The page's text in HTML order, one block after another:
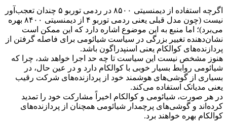
اگرچه استفاده از دیمنسیتی ۸۵۰۰ در ردمی توربو ۵ چندان تعجب‌آور
نیست (چون مدل قبلی یعنی ردمی توربو ۴ از دیمنسیتی ۸۴۰۰ بهره
می‌برد)؛ اما منبع به این موضوع اشاره دارد که این ممکن است
نشان‌دهنده تغییر بزرگی در سیاست شیائومی برای فاصله گرفتن از
پردازنده‌های کوالکام یعنی اسنپدراگون باشد.
هنوز مشخص نیست این سیاست تا چه حد اجرا خواهد شد، چرا که
شیائومی روابط بسیار خوبی با کوالکام دارد و در عین حال، در
بسیاری از گوشی‌های هوشمند خود از پردازنده‌های شرکت رقیب
یعنی مدیاتک استفاده می‌کند.
در هر صورت، شیائومی و کوالکام اخیراً مشارکت خود را تمدید
کرده‌اند و گوشی‌های پرچمدار شیائومی همچنان از پردازنده‌های
کوالکام بهره خواهند برد.